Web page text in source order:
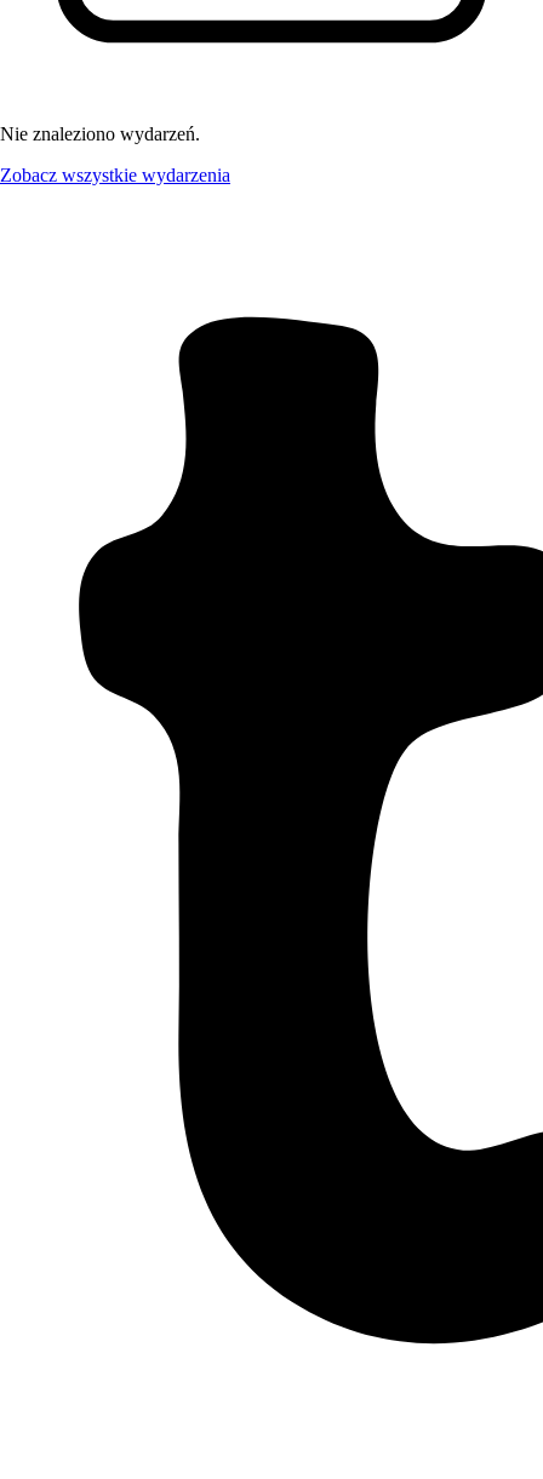
Nie znaleziono wydarzeń.
Zobacz wszystkie wydarzenia